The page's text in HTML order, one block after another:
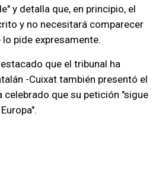
y detalla que, en principio, el
y no necesitará comparecer
pide expresamente.
que el tribunal ha
-Cuixat también presentó el
celebrado que su petición "sigue